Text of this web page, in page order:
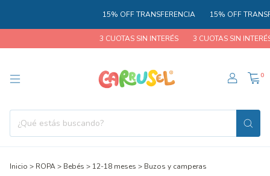
15% OFF TRANSFERENCIA 15% OFF TRANSFERENCIA
3 CUOTAS SIN INTERÉS 3 CUOTAS SIN INTERÉS 3
0
Inicio > ROPA> Bebés > 12-18 meses > Buzos y camperas